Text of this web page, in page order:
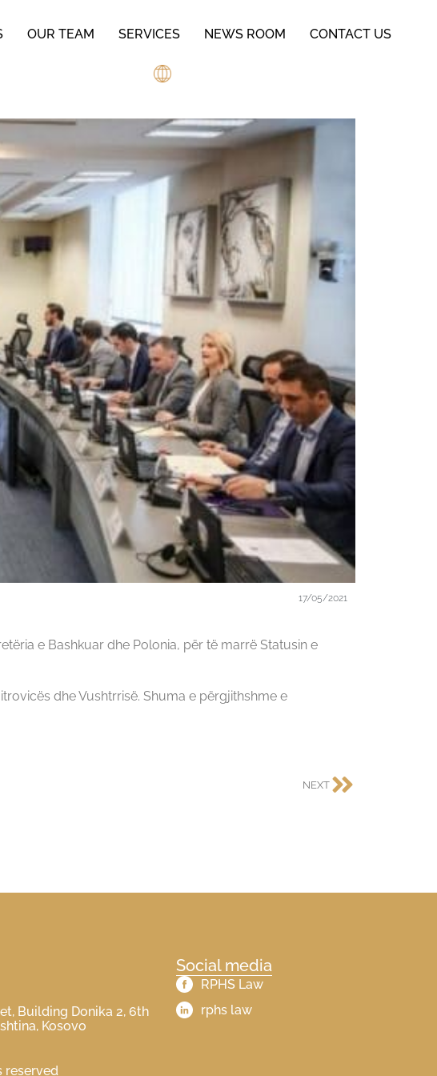
OUR TEAM SERVICES NEWS ROOM CONTACT US
17/05/2021
e Bashkuar dhe Polonia, për të marrë Statusin e
dhe Vushtrrisë. Shuma e përgjithshme e
NEXT
Building Donika 2, 6th
Kosovo
Social media
RPHS Law​
rphs law​
reserved​